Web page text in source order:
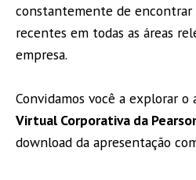
constantemente de
recentes em todas as áreas
empresa.
Convidamos você a explorar o
Virtual Corporativa da
download da apresentação